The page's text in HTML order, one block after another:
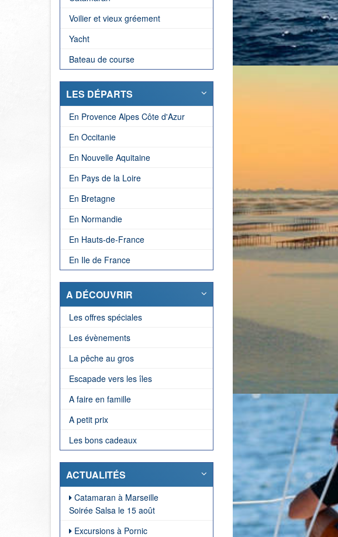
Voilier et vieux gréement
Yacht
Bateau de course
LES DÉPARTS
En Provence Alpes Côte d'Azur
En Occitanie
En Nouvelle Aquitaine
En Pays de la Loire
En Bretagne
En Normandie
En Hauts-de-France
En Ile de France
A DÉCOUVRIR
Les offres spéciales
Les évènements
La pêche au gros
Escapade vers les îles
A faire en famille
A petit prix
Les bons cadeaux
ACTUALITÉS
Catamaran à Marseille
Soirée Salsa le 15 août
Excursions à Pornic